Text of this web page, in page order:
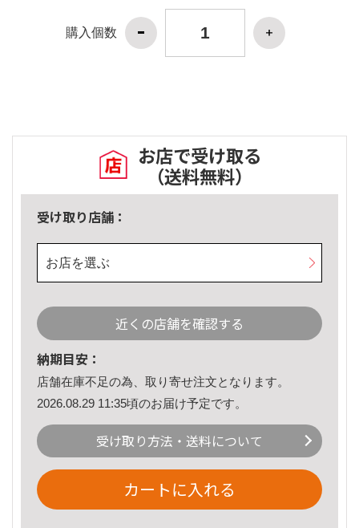
購入個数
お店で受け取る
（送料無料）
受け取り店舗：
お店を選ぶ
近くの店舗を確認する
納期目安：
店舗在庫不足の為、取り寄せ注文となります。
2026.08.29 11:35頃のお届け予定です。
受け取り方法・送料について
カートに入れる